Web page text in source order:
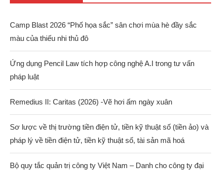
Camp Blast 2026 “Phố họa sắc” sân chơi mùa hè đầy sắc
màu của thiếu nhi thủ đô
Ứng dụng Pencil Law tích hợp công nghệ A.I trong tư vấn
pháp luật
Remedius II: Caritas (2026) -Vẽ hơi ấm ngày xuân
Sơ lược về thị trường tiền điện tử, tiền kỹ thuật số (tiền ảo) và
pháp lý về tiền điện tử, tiền kỹ thuật số, tài sản mã hoá
Bộ quy tắc quản trị công ty Việt Nam – Danh cho công ty đại